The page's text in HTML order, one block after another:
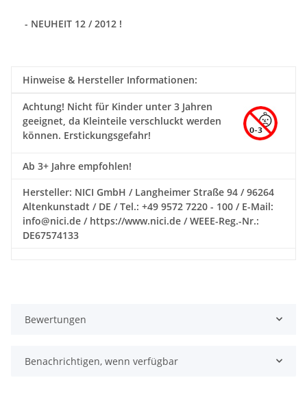
- NEUHEIT 12 / 2012 !
Hinweise & Hersteller Informationen:
Achtung! Nicht für Kinder unter 3 Jahren
geeignet, da Kleinteile verschluckt werden
können. Erstickungsgefahr!
Ab 3+ Jahre empfohlen!
Hersteller: NICI GmbH / Langheimer Straße 94 / 96264
Altenkunstadt / DE / Tel.: +49 9572 7220 - 100 / E-Mail:
info@nici.de / https://www.nici.de / WEEE-Reg.-Nr.:
DE67574133
Bewertungen
Benachrichtigen, wenn verfügbar